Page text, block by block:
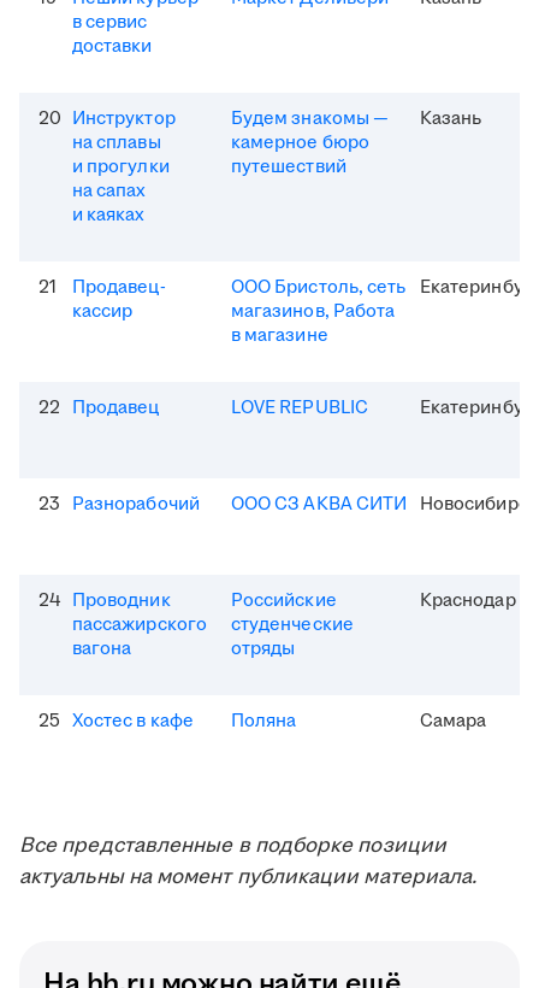
в сервис
доставки
20 Инструктор
на сплавы
и прогулки
на сапах
и каяках
Будем знакомы —
камерное бюро
путешествий
Казань
21
Продавец-
кассир
ООО Бристоль, сеть
магазинов, Работа
в магазине
22 Продавец LOVE REPUBLIC
23 Разнорабочий ООО СЗ АКВА СИТИ Новосибирск
24 Проводник
пассажирского
вагона
Российские
студенческие
отряды
Краснодар
25 Хостес в кафе Поляна Самара
Все представленные в подборке позиции
актуальны на момент публикации материала.